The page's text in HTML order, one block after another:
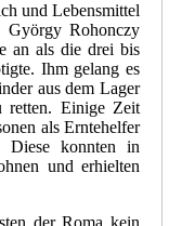
und Lebensmittel
György Rohonczy
an als die drei bis
Ihm gelang es
aus dem Lager
retten. Einige Zeit
als Erntehelfer
Diese konnten in
und erhielten